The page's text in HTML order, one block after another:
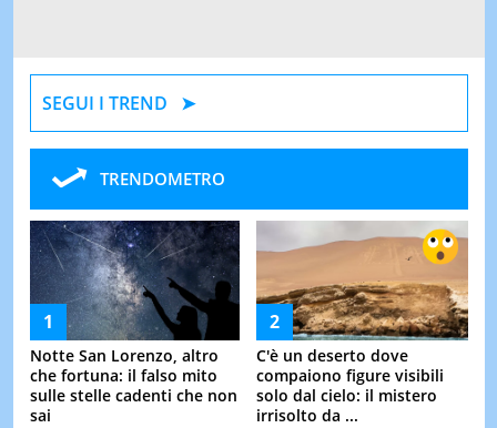
SEGUI I TREND
TRENDOMETRO
Notte San Lorenzo, altro
che fortuna: il falso mito
sulle stelle cadenti che non
sai
C'è un deserto dove
compaiono figure visibili
solo dal cielo: il mistero
irrisolto da ...